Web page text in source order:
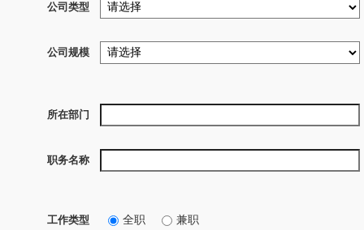
公司类型
公司规模
所在部门
职务名称
工作类型 全职 兼职